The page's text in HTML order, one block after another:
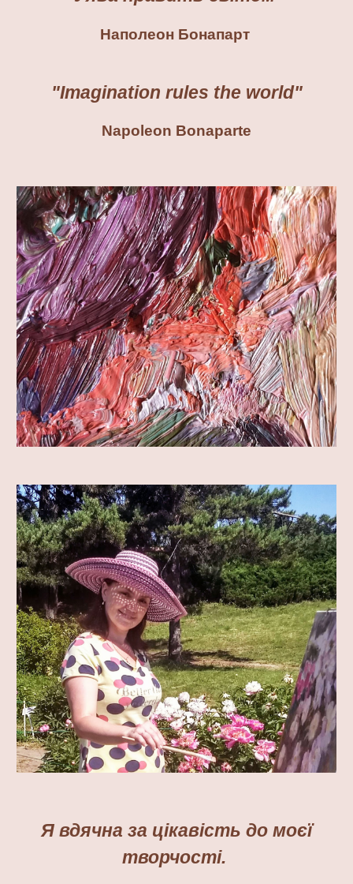
Наполеон Бонапарт
"Imagination rules the world"
Napoleon Bonaparte
Я вдячна за цікавість до моєї
творчості.